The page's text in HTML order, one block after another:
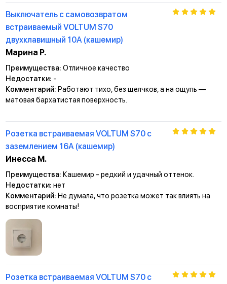
Выключатель с самовозвратом
встраиваемый VOLTUM S70
двухклавишный 10А (кашемир)
Марина Р.
Преимущества: Отличное качество
Недостатки: -
Комментарий: Работают тихо, без щелчков, а на ощупь —
матовая бархатистая поверхность.
Розетка встраиваемая VOLTUM S70 с
заземлением 16А (кашемир)
Инесса М.
Преимущества: Кашемир - редкий и удачный оттенок.
Недостатки: нет
Комментарий: Не думала, что розетка может так влиять на
восприятие комнаты!
Розетка встраиваемая VOLTUM S70 с